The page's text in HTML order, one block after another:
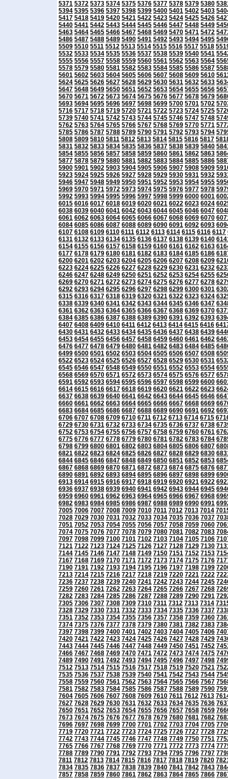
5371 5372 5373 5374 5375 5376 5377 5378 5379 5380
5394 5395 5396 5397 5398 5399 5400 5401 5402 5403
5417 5418 5419 5420 5421 5422 5423 5424 5425 5426
5440 5441 5442 5443 5444 5445 5446 5447 5448 5449
5463 5464 5465 5466 5467 5468 5469 5470 5471 5472
5486 5487 5488 5489 5490 5491 5492 5493 5494 5495
5509 5510 5511 5512 5513 5514 5515 5516 5517 5518
5532 5533 5534 5535 5536 5537 5538 5539 5540 5541
5555 5556 5557 5558 5559 5560 5561 5562 5563 5564
5578 5579 5580 5581 5582 5583 5584 5585 5586 5587
5601 5602 5603 5604 5605 5606 5607 5608 5609 5610
5624 5625 5626 5627 5628 5629 5630 5631 5632 5633
5647 5648 5649 5650 5651 5652 5653 5654 5655 5656
5670 5671 5672 5673 5674 5675 5676 5677 5678 5679
5693 5694 5695 5696 5697 5698 5699 5700 5701 5702
5716 5717 5718 5719 5720 5721 5722 5723 5724 5725
5739 5740 5741 5742 5743 5744 5745 5746 5747 5748
5762 5763 5764 5765 5766 5767 5768 5769 5770 5771
5785 5786 5787 5788 5789 5790 5791 5792 5793 5794
5808 5809 5810 5811 5812 5813 5814 5815 5816 5817
5831 5832 5833 5834 5835 5836 5837 5838 5839 5840
5854 5855 5856 5857 5858 5859 5860 5861 5862 5863
5877 5878 5879 5880 5881 5882 5883 5884 5885 5886
5900 5901 5902 5903 5904 5905 5906 5907 5908 5909
5923 5924 5925 5926 5927 5928 5929 5930 5931 5932
5946 5947 5948 5949 5950 5951 5952 5953 5954 5955
5969 5970 5971 5972 5973 5974 5975 5976 5977 5978
5992 5993 5994 5995 5996 5997 5998 5999 6000 6001
6015 6016 6017 6018 6019 6020 6021 6022 6023 6024
6038 6039 6040 6041 6042 6043 6044 6045 6046 6047
6061 6062 6063 6064 6065 6066 6067 6068 6069 6070
6084 6085 6086 6087 6088 6089 6090 6091 6092 6093
6107 6108 6109 6110 6111 6112 6113 6114 6115 6116 6117
6131 6132 6133 6134 6135 6136 6137 6138 6139 6140
6154 6155 6156 6157 6158 6159 6160 6161 6162 6163
6177 6178 6179 6180 6181 6182 6183 6184 6185 6186
6200 6201 6202 6203 6204 6205 6206 6207 6208 6209
6223 6224 6225 6226 6227 6228 6229 6230 6231 6232
6246 6247 6248 6249 6250 6251 6252 6253 6254 6255
6269 6270 6271 6272 6273 6274 6275 6276 6277 6278
6292 6293 6294 6295 6296 6297 6298 6299 6300 6301
6315 6316 6317 6318 6319 6320 6321 6322 6323 6324
6338 6339 6340 6341 6342 6343 6344 6345 6346 6347
6361 6362 6363 6364 6365 6366 6367 6368 6369 6370
6384 6385 6386 6387 6388 6389 6390 6391 6392 6393
6407 6408 6409 6410 6411 6412 6413 6414 6415 6416
6430 6431 6432 6433 6434 6435 6436 6437 6438 6439
6453 6454 6455 6456 6457 6458 6459 6460 6461 6462
6476 6477 6478 6479 6480 6481 6482 6483 6484 6485
6499 6500 6501 6502 6503 6504 6505 6506 6507 6508
6522 6523 6524 6525 6526 6527 6528 6529 6530 6531
6545 6546 6547 6548 6549 6550 6551 6552 6553 6554
6568 6569 6570 6571 6572 6573 6574 6575 6576 6577
6591 6592 6593 6594 6595 6596 6597 6598 6599 6600
6614 6615 6616 6617 6618 6619 6620 6621 6622 6623
6637 6638 6639 6640 6641 6642 6643 6644 6645 6646
6660 6661 6662 6663 6664 6665 6666 6667 6668 6669
6683 6684 6685 6686 6687 6688 6689 6690 6691 6692
6706 6707 6708 6709 6710 6711 6712 6713 6714 6715
6729 6730 6731 6732 6733 6734 6735 6736 6737 6738
6752 6753 6754 6755 6756 6757 6758 6759 6760 6761
6775 6776 6777 6778 6779 6780 6781 6782 6783 6784
6798 6799 6800 6801 6802 6803 6804 6805 6806 6807
6821 6822 6823 6824 6825 6826 6827 6828 6829 6830
6844 6845 6846 6847 6848 6849 6850 6851 6852 6853
6867 6868 6869 6870 6871 6872 6873 6874 6875 6876
6890 6891 6892 6893 6894 6895 6896 6897 6898 6899
6913 6914 6915 6916 6917 6918 6919 6920 6921 6922
6936 6937 6938 6939 6940 6941 6942 6943 6944 6945
6959 6960 6961 6962 6963 6964 6965 6966 6967 6968
6982 6983 6984 6985 6986 6987 6988 6989 6990 6991
7005 7006 7007 7008 7009 7010 7011 7012 7013 7014
7028 7029 7030 7031 7032 7033 7034 7035 7036 7037
7051 7052 7053 7054 7055 7056 7057 7058 7059 7060
7074 7075 7076 7077 7078 7079 7080 7081 7082 7083
7097 7098 7099 7100 7101 7102 7103 7104 7105 7106
7121 7122 7123 7124 7125 7126 7127 7128 7129 7130
7144 7145 7146 7147 7148 7149 7150 7151 7152 7153
7167 7168 7169 7170 7171 7172 7173 7174 7175 7176
7190 7191 7192 7193 7194 7195 7196 7197 7198 7199
7213 7214 7215 7216 7217 7218 7219 7220 7221 7222
7236 7237 7238 7239 7240 7241 7242 7243 7244 7245
7259 7260 7261 7262 7263 7264 7265 7266 7267 7268
7282 7283 7284 7285 7286 7287 7288 7289 7290 7291
7305 7306 7307 7308 7309 7310 7311 7312 7313 7314
7328 7329 7330 7331 7332 7333 7334 7335 7336 7337
7351 7352 7353 7354 7355 7356 7357 7358 7359 7360
7374 7375 7376 7377 7378 7379 7380 7381 7382 7383
7397 7398 7399 7400 7401 7402 7403 7404 7405 7406
7420 7421 7422 7423 7424 7425 7426 7427 7428 7429
7443 7444 7445 7446 7447 7448 7449 7450 7451 7452
7466 7467 7468 7469 7470 7471 7472 7473 7474 7475
7489 7490 7491 7492 7493 7494 7495 7496 7497 7498
7512 7513 7514 7515 7516 7517 7518 7519 7520 7521
7535 7536 7537 7538 7539 7540 7541 7542 7543 7544
7558 7559 7560 7561 7562 7563 7564 7565 7566 7567
7581 7582 7583 7584 7585 7586 7587 7588 7589 7590
7604 7605 7606 7607 7608 7609 7610 7611 7612 7613
7627 7628 7629 7630 7631 7632 7633 7634 7635 7636
7650 7651 7652 7653 7654 7655 7656 7657 7658 7659
7673 7674 7675 7676 7677 7678 7679 7680 7681 7682
7696 7697 7698 7699 7700 7701 7702 7703 7704 7705
7719 7720 7721 7722 7723 7724 7725 7726 7727 7728
7742 7743 7744 7745 7746 7747 7748 7749 7750 7751
7765 7766 7767 7768 7769 7770 7771 7772 7773 7774
7788 7789 7790 7791 7792 7793 7794 7795 7796 7797
7811 7812 7813 7814 7815 7816 7817 7818 7819 7820
7834 7835 7836 7837 7838 7839 7840 7841 7842 7843
7857 7858 7859 7860 7861 7862 7863 7864 7865 7866